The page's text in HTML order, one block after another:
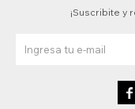
¡Suscribite y
